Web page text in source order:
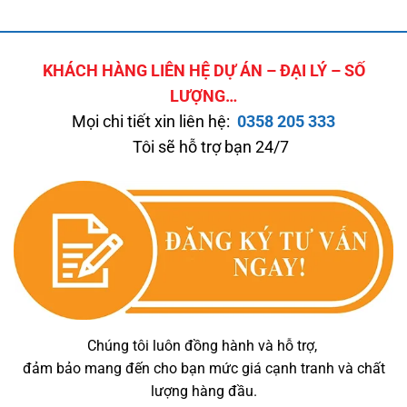
KHÁCH HÀNG LIÊN HỆ DỰ ÁN – ĐẠI LÝ – SỐ
LƯỢNG…
Mọi chi tiết xin liên hệ: 0358 205 333
Tôi sẽ hỗ trợ bạn 24/7
Chúng tôi luôn đồng hành và hỗ trợ,
đảm bảo mang đến cho bạn mức giá cạnh tranh và chất
lượng hàng đầu.